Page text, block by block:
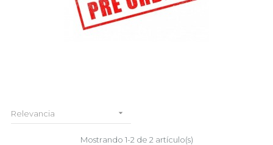
Relevancia 
Mostrando 1-2 de 2 artículo(s)